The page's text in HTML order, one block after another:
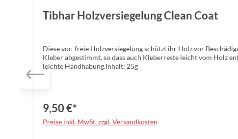
Tibhar Holzversiegelung Clean Coat
Diese voc-freie Holzversiegelung schützt ihr Holz vor
Kleber abgestimmt, so dass auch Kleberreste leicht vom Holz
leichte Handhabung.Inhalt: 25g
9,50 €*
Preise inkl. MwSt. zzgl. Versandkosten